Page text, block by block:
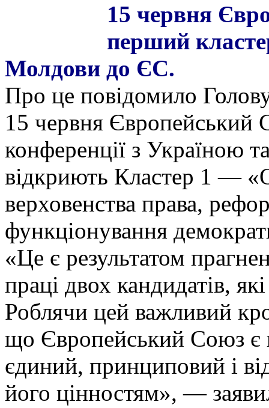
15 червня
перший
Молдови до ЄС.
Про це повідомило
15 червня Європейський
конференції з Україною
відкриють Кластер 1 —
верховенства права,
функціонування
«Це є результатом
праці двох кандидатів,
Роблячи цей важливий
що Європейський Союз є
єдиний, принциповий і
його цінностям», —